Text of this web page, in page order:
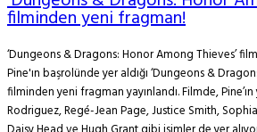
filminden yeni fragman!
‘Dungeons & Dragons: Honor Among Thieves’
Pine'ın başrolünde yer aldığı ‘Dungeons &
filminden yeni fragman yayınlandı. Filmde, Pine’ın
Rodriguez, Regé-Jean Page, Justice Smith,